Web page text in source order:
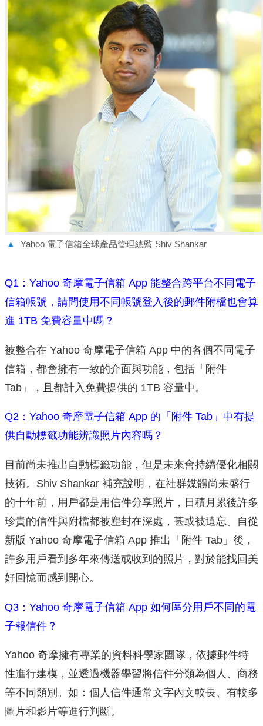
▲ Yahoo 電子信箱全球產品管理總監 Shiv Shankar
Q1：Yahoo 奇摩電子信箱 App 能整合跨平台不同電子
信箱帳號，請問使用不同帳號登入後的郵件附檔也會算
進 1TB 免費容量中嗎？
被整合在 Yahoo 奇摩電子信箱 App 中的各個不同電子
信箱，都會擁有一致的介面與功能，包括「附件
Tab」，且都計入免費提供的 1TB 容量中。
Q2：Yahoo 奇摩電子信箱 App 的「附件 Tab」中有提
供自動標籤功能辨識照片內容嗎？
目前尚未推出自動標籤功能，但是未來會持續優化相關
技術。Shiv Shankar 補充說明，在社群媒體尚未盛行
的十年前，用戶都是用信件分享照片，日積月累後許多
珍貴的信件與附檔都被塵封在深處，甚或被遺忘。自從
新版 Yahoo 奇摩電子信箱 App 推出「附件 Tab」後，
許多用戶看到多年來傳送或收到的照片，對於能找回美
好回憶而感到開心。
Q3：Yahoo 奇摩電子信箱 App 如何區分用戶不同的電
子報信件？
Yahoo 奇摩擁有專業的資料科學家團隊，依據郵件特
性進行建模，並透過機器學習將信件分類為個人、商務
等不同類別。如：個人信件通常文字內文較長、有較多
圖片和影片等進行判斷。